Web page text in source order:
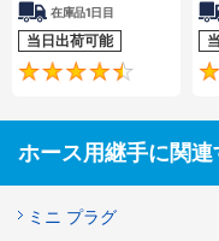
在庫品1日目
当日出荷可能
ホース用継手に関
ミニ プラグ